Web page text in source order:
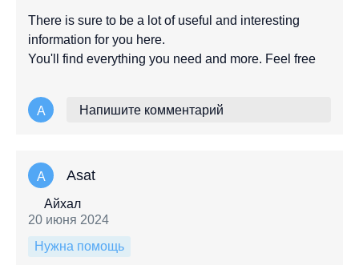
There is sure to be a lot of useful and interesting
information for you here.
You'll find everything you need and more. Feel free
A Напишите комментарий
A Asat
Айхал
20 июня 2024
Нужна помощь